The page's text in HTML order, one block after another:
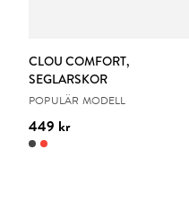
CLOU COMFORT,
SEGLARSKOR
POPULÄR MODELL
449 kr